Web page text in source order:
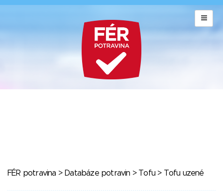
FÉR potravina > Databáze potravin > Tofu > Tofu uzené